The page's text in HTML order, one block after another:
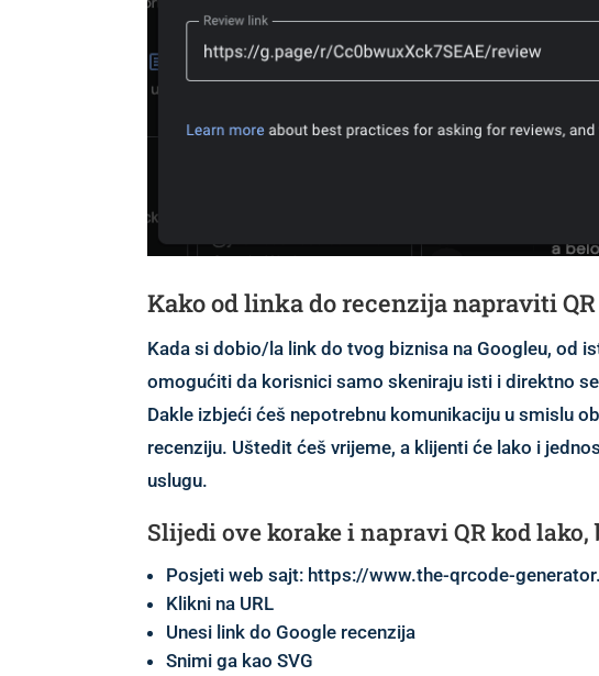
Kako od linka do recenzija napraviti
Kada si dobio/la link do tvog biznisa na Googleu, od
omogućiti da korisnici samo skeniraju isti i direktno
Dakle izbjeći ćeš nepotrebnu komunikaciju u smislu
recenziju. Uštedit ćeš vrijeme, a klijenti će lako i
uslugu.
Slijedi ove korake i napravi QR kod
Posjeti web sajt: https://www.the-qrcode-
Klikni na URL
Unesi link do Google recenzija
Snimi ga kao SVG